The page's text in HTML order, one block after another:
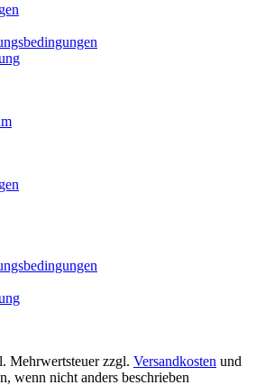
Mehrwertsteuer zzgl. Versandkosten und
wenn nicht anders beschrieben